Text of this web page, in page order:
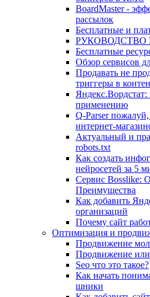
BoardMaster -
рассылок
Бесплатные и
Бесплатные
Обзор сервисов
Продавать не
триггеры в
применению
Q-Parser
интернет-
Актуальный и
robots.txt
Как создать
нейросетей за 5
Сервис Bosslike:
Преимущества
Как добавить
организаций
Почему сайт
Оптимизация и
Продвижение
Продвижение или
Seo что это такое?
Как начать
шники